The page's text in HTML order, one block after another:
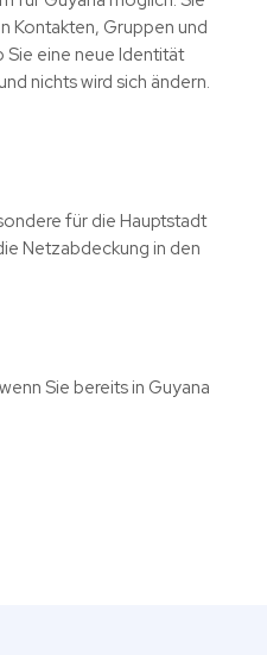
Kontakten, Gruppen und
Sie eine neue Identität
nichts wird sich ändern.
für die Hauptstadt
Netzabdeckung in den
Sie bereits in Guyana